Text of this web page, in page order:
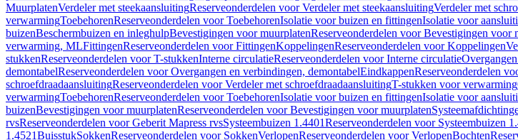
MuurplatenVerdeler met steekaansluitingReserveonderdelen voor Verdeler met steekaansluitingVerdeler met
verwarmingToebehorenReserveonderdelen voor ToebehorenIsolatie voor buizen en fittingenIsolatie voor
buizenBeschermbuizen en inleghulpBevestigingen voor muurplatenReserveonderdelen voor Bevestigingen voor
verwarming, MLFittingenReserveonderdelen voor FittingenKoppelingenReserveonderdelen voor Koppelingen
stukkenReserveonderdelen voor T-stukkenInterne circulatieReserveonderdelen voor Interne circulatie
demontabelReserveonderdelen voor Overgangen en verbindingen, demontabelEindkappenReserveonderdelen
schroefdraadaansluitingReserveonderdelen voor Verdeler met schroefdraadaansluitingT-stukken voor verwarming
verwarmingToebehorenReserveonderdelen voor ToebehorenIsolatie voor buizen en fittingenIsolatie voor
buizenBevestigingen voor muurplatenReserveonderdelen voor Bevestigingen voor muurplaten
rvsReserveonderdelen voor Geberit Mapress rvsSysteembuizen 1.4401Reserveonderdelen voor Systeembuizen
1.4521BuisstukSokkenReserveonderdelen voor SokkenVerlopenReserveonderdelen voor VerlopenBochten